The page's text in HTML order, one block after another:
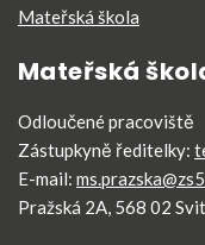
Mateřská škola
Mateřská
Odloučené pracoviště
Zástupkyně ředitelky:
E-mail:
Pražská 2A, 568 02